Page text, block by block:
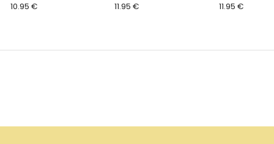
prírodného kaučuku 2ks,
10.95 €
prírodného kaučuku 2ks,
11.95 €
prírodného
11.95 €